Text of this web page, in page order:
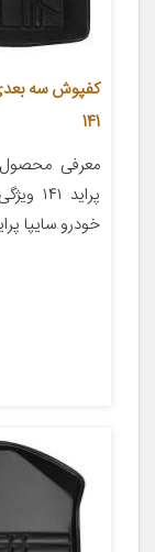
141
معرفی
خودرو سایپا پراید ۱۴۱